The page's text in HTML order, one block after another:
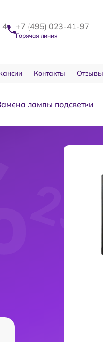
4 +7 (495) 023-41-97
Горячая линия
Контакты Отзывы
лампы подсветки